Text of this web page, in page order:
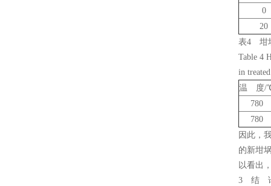
0
20
表4 坩
Table 4
in
温 度/
780
780
因此，
的新坩
以看出
3 结